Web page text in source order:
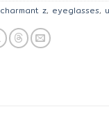
charmant z, eyeglasses,